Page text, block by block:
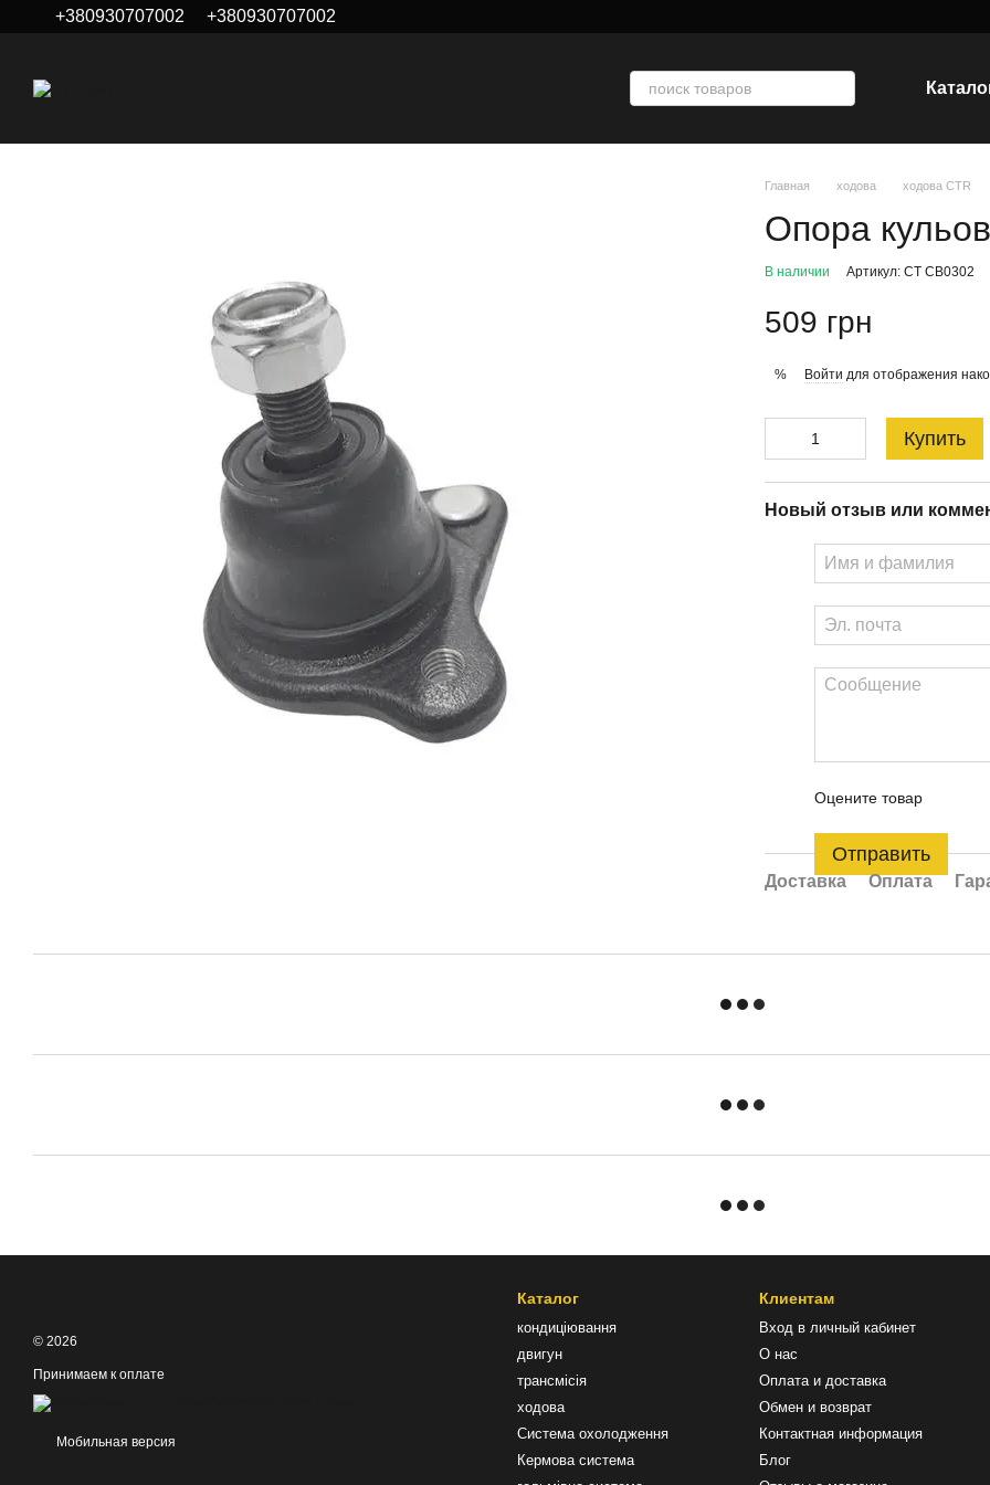
Перейти к основному контенту
+380930707002 +380930707002
Главная ходова ходова CTR
Опора
В наличии Артикул: CT CB0302
509 грн
% Войти для отображения
Купить
Новый отзыв или
Оцените товар
Отправить
Доставка Оплата
© 2026
Принимаем к оплате
Мобильная версия
Каталог
кондиціювання
двигун
трансмісія
ходова
Система охолодження
Кермова система
Клиентам
Вход в личный кабинет
О нас
Оплата и доставка
Обмен и возврат
Контактная информация
Блог